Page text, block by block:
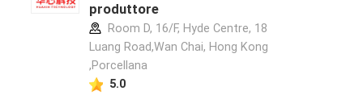
produttore
Room D, 16/F, Hyde Centre, 18
Luang Road,Wan Chai, Hong Kong
,Porcellana
5.0